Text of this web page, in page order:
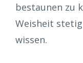
bestaunen zu
Weisheit
wissen.